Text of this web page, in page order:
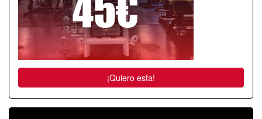
¡Quiero esta!